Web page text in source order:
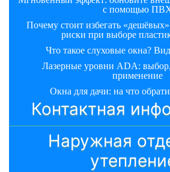
с помощью
Почему стоит избегать
риски при выборе
Что такое слуховые окна?
Лазерные уровни ADA:
применение
Окна для дачи: на что
Контактная
Наружная